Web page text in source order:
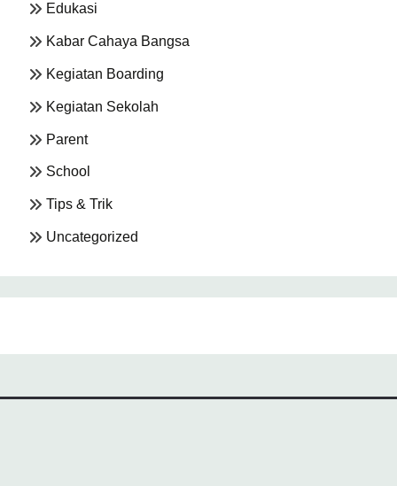
Edukasi
Kabar Cahaya Bangsa
Kegiatan Boarding
Kegiatan Sekolah
Parent
School
Tips & Trik
Uncategorized